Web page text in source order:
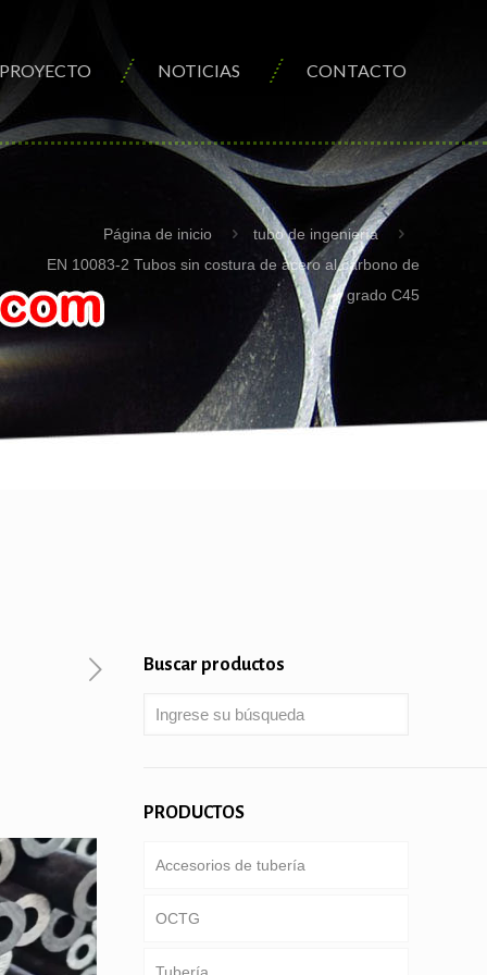
PROYECTO NOTICIAS CONTACTO
Página de inicio
tubo de ingeniería
EN 10083-2 Tubos sin costura de acero al carbono de
grado C45
Buscar productos
PRODUCTOS
Accesorios de tubería
OCTG